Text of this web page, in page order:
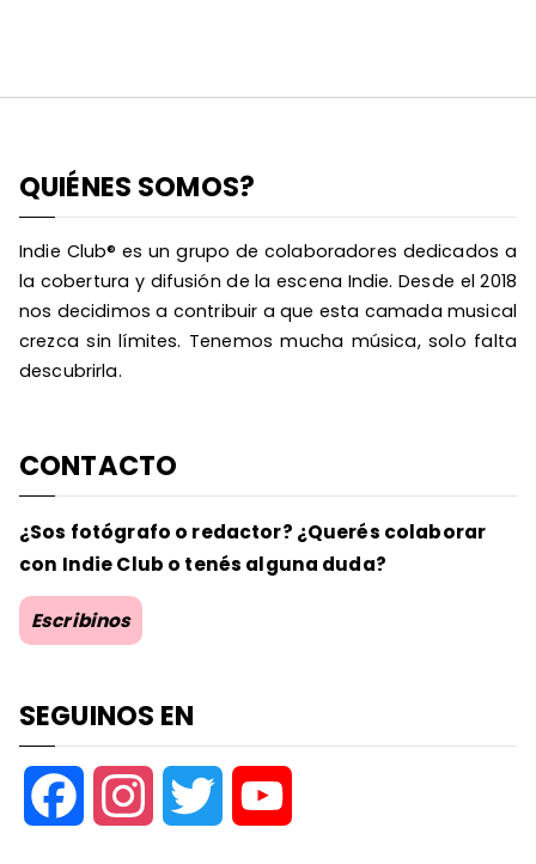
QUIÉNES SOMOS?
Indie Club® es un grupo de colaboradores dedicados a
la cobertura y difusión de la escena Indie. Desde el 2018
nos decidimos a contribuir a que esta camada musical
crezca sin límites. Tenemos mucha música, solo falta
descubrirla.
CONTACTO
¿Sos fotógrafo o redactor? ¿Querés colaborar
con Indie Club o tenés alguna duda?
Escribinos
SEGUINOS EN